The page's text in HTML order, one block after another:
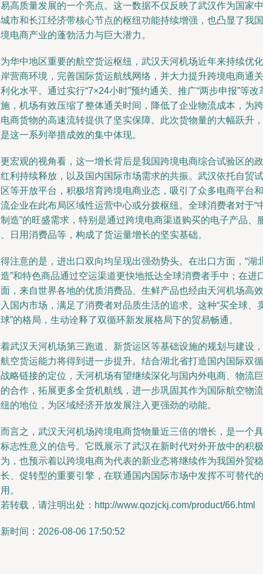
高质量发展的一个亮点。这一数据不仅反映了武汉作为国家中
市和长江经济带核心节点的枢纽功能持续增强，也凸显了我国
电商产业的蓬勃活力与巨大潜力。
华中地区重要的航空货运枢纽，武汉天河机场近年来持续优化
营商环境，完善国际货运航线网络，并大力提升跨境电商通关
化水平。通过实行“7×24小时”预约通关、推广“两步申报”等改
，机场有效压缩了整体通关时间，降低了企业物流成本，为跨
商货物的高速流转提供了坚实保障。此次货物量的大幅跃升，
这一系列举措成效的集中体现。
宏观的视角看，这一增长背后是我国跨境电商综合试验区的政
利持续释放，以及国内国际市场需求的共振。武汉依托自贸试
等开放平台，积极培育跨境电商业态，吸引了众多电商平台和
企业在此布局区域性运营中心或分拨枢纽。全球消费者对于“
造”的旺盛需求，特别是通过跨境电商渠道购买的电子产品、
日用消费品等，构成了货运量增长的坚实基础。
注意的是，进出口双向均呈现出强劲势头。在出口方面，“湖
”和特色商品通过空运渠道更快地抵达全球消费者手中；在进
，来自世界各地的优质消费品、生鲜产品也经由天河机场高效
国内市场，满足了消费者对品质生活的追求。这种“买全球、
”的格局，生动诠释了双循环新发展格局下的贸易畅通。
武汉天河机场第三跑道、新货运区等基础设施的规划与建设，
空货运能力将得到进一步提升。结合湖北省打造国内国际双循
略链接的定位，天河机场有望继续深化与国内外电商、物流巨
合作，拓展更多全货机航线，进一步巩固其作为国际航空物流
的地位，为区域经济开放发展注入更强劲的动能。
言之，武汉天河机场跨境电商货物量近三倍的增长，是一个具
志性意义的信号。它既展示了武汉在新时代对外开放中的积极
，也预示着以跨境电商为代表的新业态将继续作为我国外贸稳
、促转型的重要引擎，在联通国内国际市场中发挥不可替代的
。
转载，请注明出处：http://www.qozjckj.com/product/66.html
时间：2026-08-06 17:50:52